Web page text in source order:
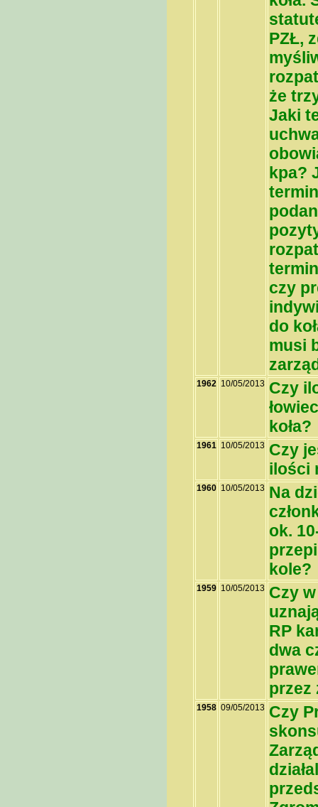
PZŁ,
że
Jaki
kpa?
czy
do
musi
1962 10/05/2013 Czy
koła?
1961 10/05/2013 Czy
ilości
1960 10/05/2013 Na
ok.
kole?
1959 10/05/2013 Czy
RP
dwa
przez
1958 09/05/2013 Czy